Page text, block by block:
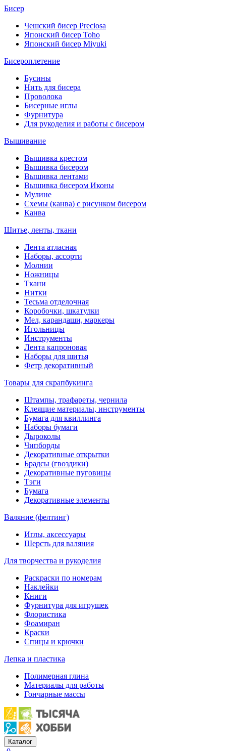
Бисер
Чешский бисер Preciosa
Японский бисер Toho
Японский бисер Miyuki
Бисероплетение
Бусины
Нить для бисера
Проволока
Бисерные иглы
Фурнитура
Для рукоделия и работы с бисером
Вышивание
Вышивка крестом
Вышивка бисером
Вышивка лентами
Вышивка бисером Иконы
Мулине
Схемы (канва) с рисунком бисером
Канва
Шитье, ленты, ткани
Лента атласная
Наборы, ассорти
Молнии
Ножницы
Ткани
Нитки
Тесьма отделочная
Коробочки, шкатулки
Мел, карандаши, маркеры
Игольницы
Инструменты
Лента капроновая
Наборы для шитья
Фетр декоративный
Товары для скрапбукинга
Штампы, трафареты, чернила
Клеящие материалы, инструменты
Бумага для квиллинга
Наборы бумаги
Дыроколы
Чипборды
Декоративные открытки
Брадсы (гвоздики)
Декоративные пуговицы
Тэги
Бумага
Декоративные элементы
Валяние (фелтинг)
Иглы, аксессуары
Шерсть для валяния
Для творчества и рукоделия
Раскраски по номерам
Наклейки
Книги
Фурнитура для игрушек
Флористика
Фоамиран
Краски
Спицы и крючки
Лепка и пластика
Полимерная глина
Материалы для работы
Гончарные массы
Каталог